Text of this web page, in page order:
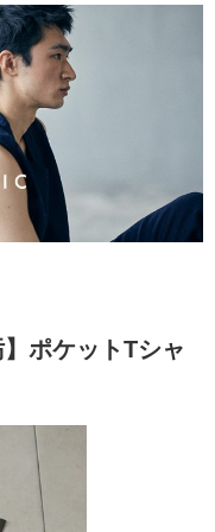
ポケットTシャ